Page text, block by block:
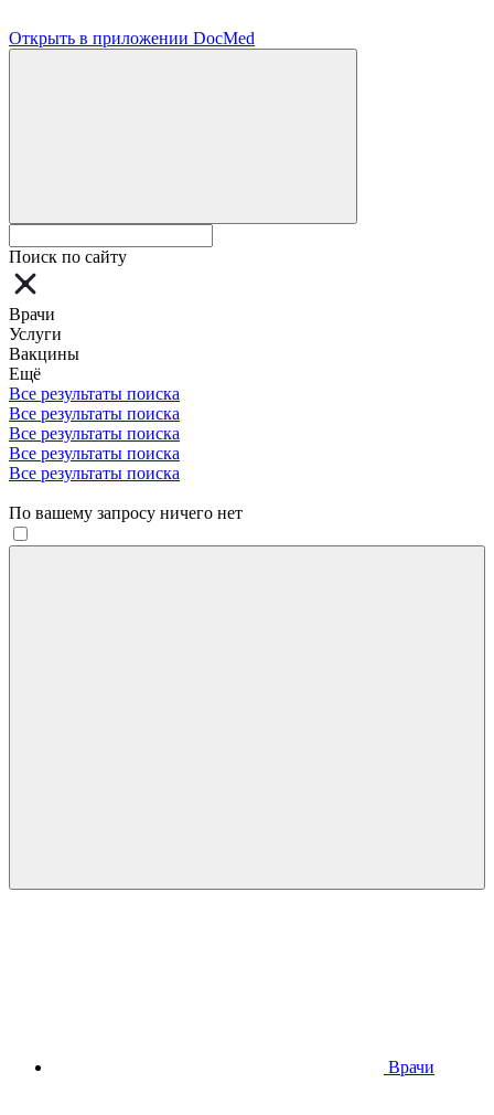
Открыть в приложении DocMed
Поиск по сайту
Врачи
Услуги
Вакцины
Ещё
Все результаты поиска
Все результаты поиска
Все результаты поиска
Все результаты поиска
Все результаты поиска
По вашему запросу ничего нет
Врачи